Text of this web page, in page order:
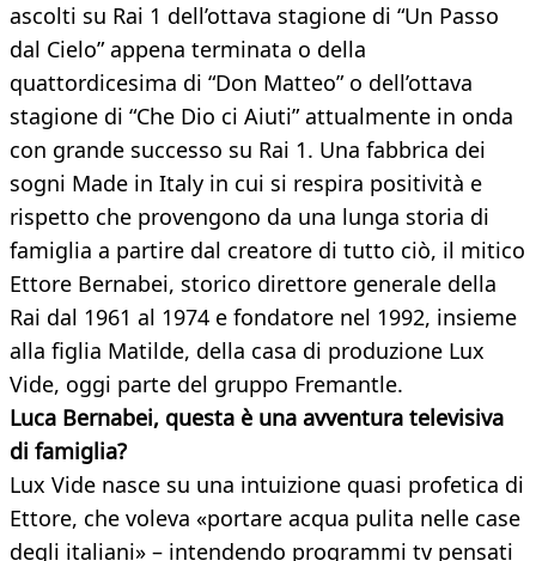
ascolti su Rai 1 dell’ottava stagione di “Un Passo
dal Cielo” appena terminata o della
quattordicesima di “Don Matteo” o dell’ottava
stagione di “Che Dio ci Aiuti” attualmente in onda
con grande successo su Rai 1. Una fabbrica dei
sogni Made in Italy in cui si respira positività e
rispetto che provengono da una lunga storia di
famiglia a partire dal creatore di tutto ciò, il mitico
Ettore Bernabei, storico direttore generale della
Rai dal 1961 al 1974 e fondatore nel 1992, insieme
alla figlia Matilde, della casa di produzione Lux
Vide, oggi parte del gruppo Fremantle.
Luca Bernabei, questa è una avventura televisiva
di famiglia?
Lux Vide nasce su una intuizione quasi profetica di
Ettore, che voleva «portare acqua pulita nelle case
degli italiani» – intendendo programmi tv pensati